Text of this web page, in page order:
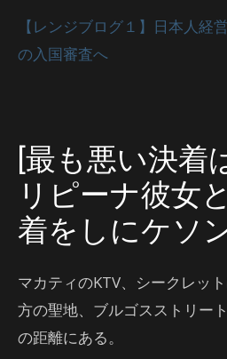
【レンジブログ１】日本人経
の入国審査へ
[最も悪い決着
リピーナ彼女
着をしにケソ
マカティのKTV、シークレッ
方の聖地、ブルゴスストリー
の距離にある。